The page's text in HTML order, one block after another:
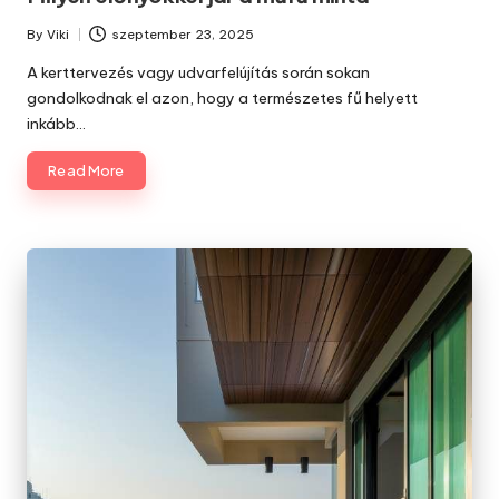
Posted
by
By Viki szeptember 23, 2025
A kerttervezés vagy udvarfelújítás során sokan
gondolkodnak el azon, hogy a természetes fű helyett
inkább…
Read More